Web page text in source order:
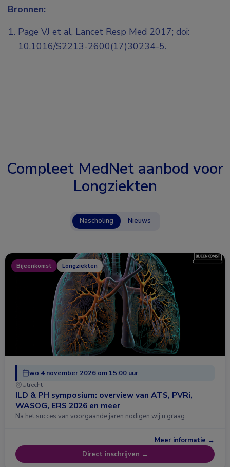
Bronnen:
Page VJ et al, Lancet Resp Med 2017; doi:
10.1016/S2213-2600(17)30234-5.
Compleet MedNet aanbod voor
Longziekten
Nascholing Nieuws
Bijeenkomst Longziekten
wo 4 november 2026 om 15:00 uur
Utrecht
ILD & PH symposium: overview van ATS, PVRi,
WASOG, ERS 2026 en meer
Na het succes van voorgaande jaren nodigen wij u graag …
Meer informatie →
Direct inschrijven →